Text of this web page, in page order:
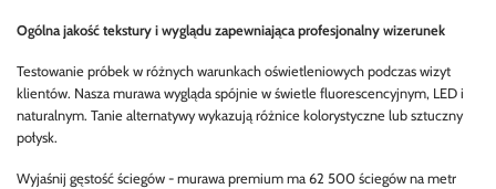
Ogólna jakość tekstury i wyglądu zapewniająca profesjonalny wizerunek
Testowanie próbek w różnych warunkach oświetleniowych podczas wizyt
klientów. Nasza murawa wygląda spójnie w świetle fluorescencyjnym, LED i
naturalnym. Tanie alternatywy wykazują różnice kolorystyczne lub sztuczny
połysk.
Wyjaśnij gęstość ściegów - murawa premium ma 62 500 ściegów na metr